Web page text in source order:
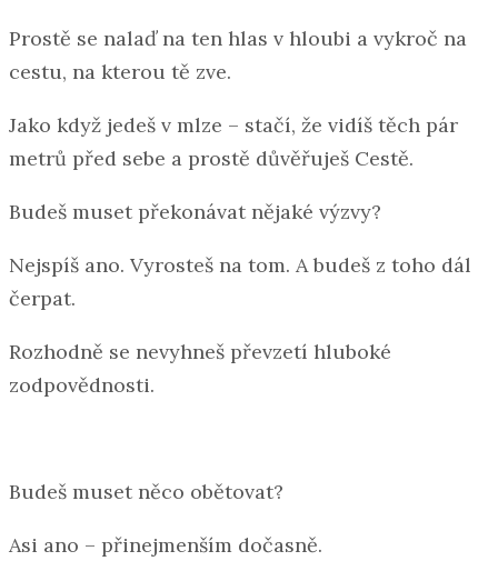
Prostě se nalaď na ten hlas v hloubi a vykroč na
cestu, na kterou tě zve.
Jako když jedeš v mlze – stačí, že vidíš těch pár
metrů před sebe a prostě důvěřuješ Cestě.
Budeš muset překonávat nějaké výzvy?
Nejspíš ano. Vyrosteš na tom. A budeš z toho dál
čerpat.
Rozhodně se nevyhneš převzetí hluboké
zodpovědnosti.
Budeš muset něco obětovat?
Asi ano – přinejmenším dočasně.